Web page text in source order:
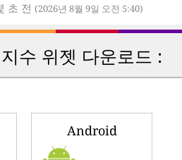
초 전 (2026년 8월 9일 오전 5:40)
수 위젯 다운로드 :
Android